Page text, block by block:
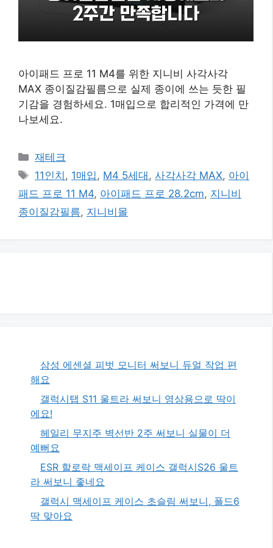
아이패드 프로 11 M4를 위한 지니비 사각사각
MAX 종이질감필름으로 실제 종이에 쓰는 듯한 필
기감을 경험하세요. 1매입으로 합리적인 가격에 만
나보세요.
카
테
리
재테크
태
그
11인치 , 1매입 , M4 5세대 ,사각사각 MAX, 아이
패드 프로 11 M4, 아이패드 프로 28.2cm, 지니비
종이질감필름, 지니비몰
삼성 에센셜 피벗 모니터 써보니 듀얼 작업 편
해요
갤럭시탭 S11 울트라 써보니 영상용으로 딱이
에요!
헤일리 무지주 벽선반 2주 써보니 실물이 더
예뻐요
ESR 할로락 맥세이프 케이스 갤럭시S26 울트
라 써보니 좋네요
갤럭시 맥세이프 케이스 초슬림 써보니, 폴드6
딱 맞아요